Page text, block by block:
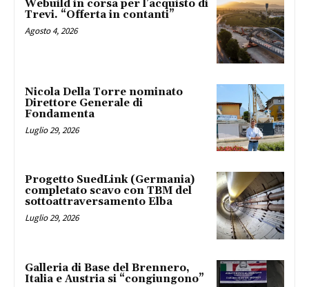
Webuild in corsa per l’acquisto di
Trevi. “Offerta in contanti”
Agosto 4, 2026
Nicola Della Torre nominato
Direttore Generale di
Fondamenta
Luglio 29, 2026
Progetto SuedLink (Germania)
completato scavo con TBM del
sottoattraversamento Elba
Luglio 29, 2026
Galleria di Base del Brennero,
Italia e Austria si “congiungono”